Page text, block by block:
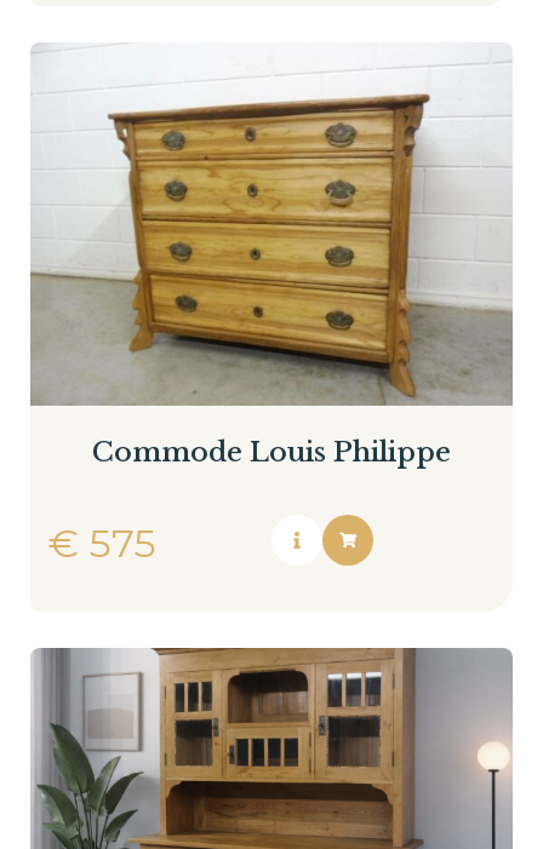
Commode Louis Philippe
€ 575